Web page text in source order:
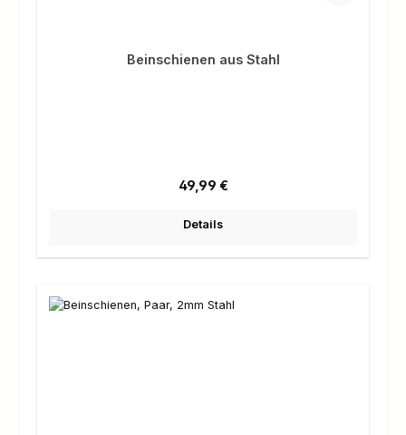
Beinschienen aus Stahl
Regulärer Preis:
49,99 €
Details